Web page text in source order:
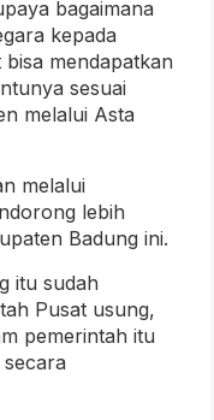
bagaimana
kepada
mendapatkan
sesuai
melalui Asta
melalui
lebih
Badung ini.
itu sudah
Pusat usung,
pemerintah itu